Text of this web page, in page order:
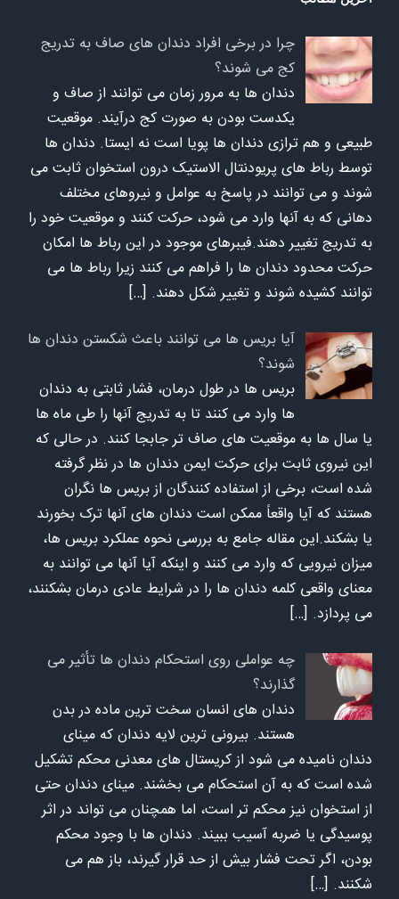
چرا در برخی افراد دندان های صاف به تدریج
کج می شوند؟
دندان ها به مرور زمان می توانند از صاف و
یکدست بودن به صورت کج درآیند. موقعیت
طبیعی و هم ترازی دندان ها پویا است نه ایستا. دندان ها
توسط رباط های پریودنتال الاستیک درون استخوان ثابت می
شوند و می توانند در پاسخ به عوامل و نیروهای مختلف
دهانی که به آنها وارد می شود، حرکت کنند و موقعیت خود را
به تدریج تغییر دهند.فیبرهای موجود در این رباط ها امکان
حرکت محدود دندان ها را فراهم می کنند زیرا رباط ها می
توانند کشیده شوند و تغییر شکل دهند. […]
آیا بریس ها می توانند باعث شکستن دندان ها
شوند؟
بریس ها در طول درمان، فشار ثابتی به دندان
ها وارد می کنند تا به تدریج آنها را طی ماه ها
یا سال ها به موقعیت های صاف تر جابجا کنند. در حالی که
این نیروی ثابت برای حرکت ایمن دندان ها در نظر گرفته
شده است، برخی از استفاده کنندگان از بریس ها نگران
هستند که آیا واقعاً ممکن است دندان های آنها ترک بخورند
یا بشکند.این مقاله جامع به بررسی نحوه عملکرد بریس ها،
میزان نیرویی که وارد می کنند و اینکه آیا آنها می توانند به
معنای واقعی کلمه دندان ها را در شرایط عادی درمان بشکنند،
می پردازد. […]
چه عواملی روی استحکام دندان ها تأثیر می
گذارند؟
دندان های انسان سخت ترین ماده در بدن
هستند. بیرونی ترین لایه دندان که مینای
دندان نامیده می شود از کریستال های معدنی محکم تشکیل
شده است که به آن استحکام می بخشند. مینای دندان حتی
از استخوان نیز محکم تر است، اما همچنان می تواند در اثر
پوسیدگی یا ضربه آسیب ببیند. دندان ها با وجود محکم
بودن، اگر تحت فشار بیش از حد قرار گیرند، باز هم می
شکنند. […]